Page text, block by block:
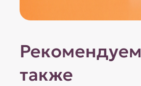
Рекомендуем
также